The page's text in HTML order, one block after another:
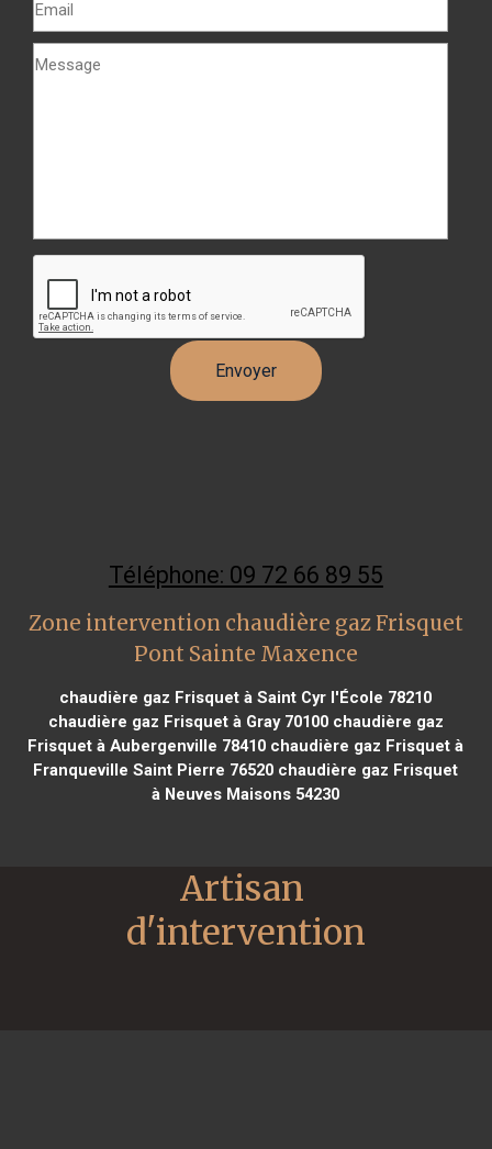
Téléphone: 09 72 66 89 55
Zone intervention chaudière gaz Frisquet
Pont Sainte Maxence
chaudière gaz Frisquet à Saint Cyr l'École 78210
chaudière gaz Frisquet à Gray 70100chaudière gaz
Frisquet à Aubergenville 78410 chaudière gaz Frisquet à
Franqueville Saint Pierre 76520 chaudière gaz Frisquet
à Neuves Maisons 54230
Artisan
d'intervention